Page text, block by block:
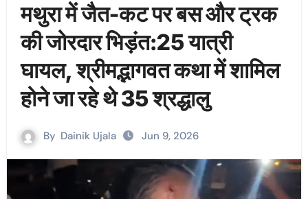
मथुरा में जैत-कट पर बस और ट्रक
की जोरदार भिड़ंत:25 यात्री
घायल, श्रीमद्भागवत कथा में शामिल
होने जा रहे थे 35 श्रद्धालु
By Dainik Ujala Jun 9, 2026